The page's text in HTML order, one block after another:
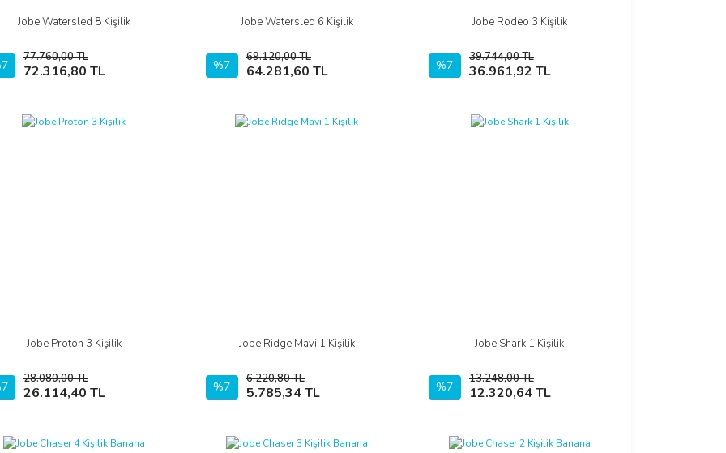
Jobe Watersled 8 Kişilik
77.760,00 TL
72.316,80 TL
İncele
Sepete Ekle
Jobe Watersled 6 Kişilik
%7
69.120,00 TL
64.281,60 TL
İncele
Sepete Ekle
Jobe Rodeo 3 Kişilik
%7
39.744,00 TL
36.961,92 TL
İncele
Sepete Ekle
Jobe Proton 3 Kişilik
28.080,00 TL
26.114,40 TL
İncele
Sepete Ekle
Jobe Ridge Mavi 1 Kişilik
%7
6.220,80 TL
5.785,34 TL
İncele
Sepete Ekle
Jobe Shark 1 Kişilik
%7
13.248,00 TL
12.320,64 TL
İncele
Sepete Ekle